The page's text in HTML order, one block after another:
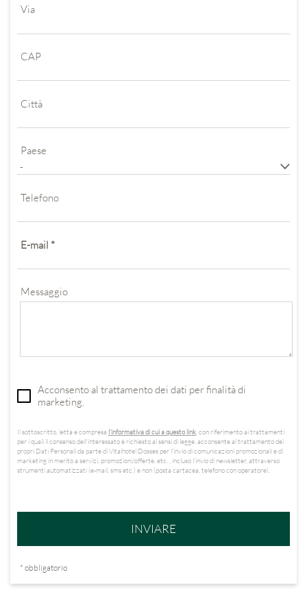
Via
CAP
Città
Paese
Telefono
E-mail *
Messaggio
Acconsento al trattamento dei dati per finalità di
marketing.
Il sottoscritto, letta e compresa l’informativa di cui a questo link, con riferimento ai trattamenti
per i quali il consenso dell’interessato è richiesto ai sensi di legge, acconsente al trattamento dei
propri Dati Personali da parte di Vitalhotel Dosses per l'invio di comunicazioni promozionali e di
marketing in merito a servizi, promozioni/offerte, etc. , incluso l’invio di newsletter, attraverso
strumenti automatizzati (e-mail, sms etc.) e non (posta cartacea, telefono con operatore).
INVIARE
* obbligatorio